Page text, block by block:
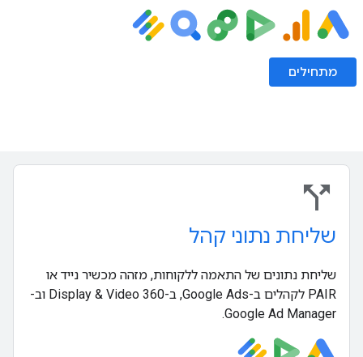
מתחילים
call_split
שליחת נתוני קהל
שליחת נתונים של התאמה ללקוחות, מזהה מכשיר נייד או
PAIR לקהלים ב-Google Ads, ב-Display & Video 360 וב-
Google Ad Manager.